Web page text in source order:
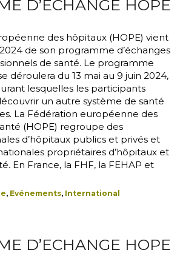
D’ECHANGE HOPE
des hôpitaux (HOPE) vient
de son programme d’échanges
de santé. Le programme
déroulera du 13 mai au 9 juin 2024,
lesquelles les participants
un autre système de santé
La Fédération européenne des
(HOPE) regroupe des
d’hôpitaux publics et privés et
propriétaires d’hôpitaux et
En France, la FHF, la FEHAP et
, Evénements, International
D’ECHANGE HOPE